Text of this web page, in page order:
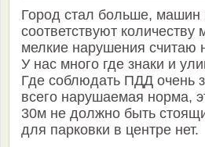
Город стал больше, машин
соответствуют
мелкие нарушения считаю
У нас много где знаки и
Где соблюдать ПДД очень
всего нарушаемая норма,
30м не должно быть
для парковки в центре нет.